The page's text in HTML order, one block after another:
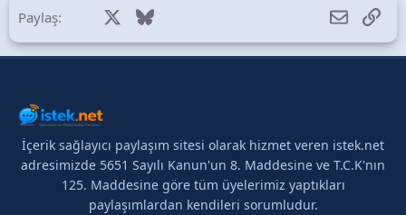
Paylaş: FacebookX (Twitter)
Bluesky WhatsApp
E-postaLink
İçerik sağlayıcı paylaşım sitesi olarak hizmet veren istek.net
adresimizde 5651 Sayılı Kanun'un 8. Maddesine ve T.C.K'nın
125. Maddesine göre tüm üyelerimiz yaptıkları
paylaşımlardan kendileri sorumludur.